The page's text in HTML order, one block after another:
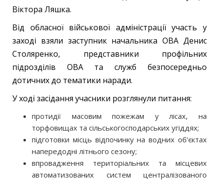
Віктора Ляшка.
Від обласної військової адміністрації участь у
заході взяли заступник начальника ОВА Денис
Столяренко, представники профільних
підрозділів ОВА та служб безпосередньо
дотичних до тематики наради.
У ході засідання учасники розглянули питання:
протидії масовим пожежам у лісах, на
торфовищах та сільськогосподарських угіддях;
підготовки місць відпочинку на водних об’єктах
напередодні літнього сезону;
впровадження територіальних та місцевих
автоматизованих систем централізованого